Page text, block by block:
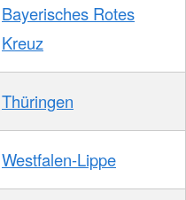
Bayerisches Rotes
Kreuz
Thüringen
Westfalen-Lippe